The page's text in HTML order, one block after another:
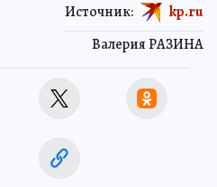
Валерия РАЗИНА
Источник: kp.ru